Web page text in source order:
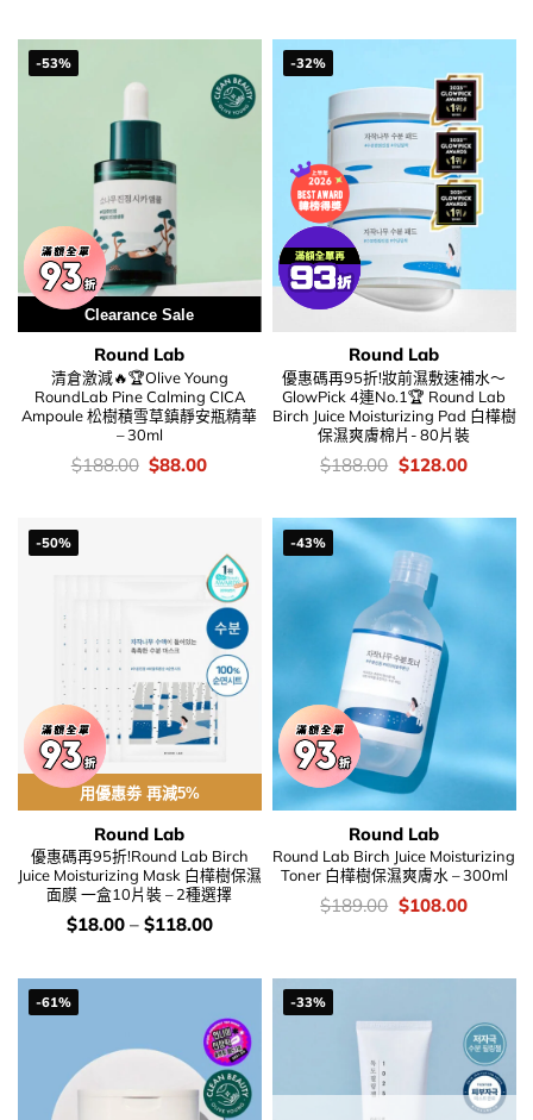
$306.00.$208.00. $188.00.
-53%
Clearance Sale
Round Lab
清倉激減🔥🏆Olive Young
RoundLab Pine Calming CICA
Ampoule 松樹積雪草鎮靜安瓶精華
– 30ml
價
錢：
$188.00 Original
price
$88.00Current
-32%
Round Lab
優惠碼再95折!妝前濕敷速補水～
GlowPick 4連No.1🏆 Round Lab
Birch Juice Moisturizing Pad 白樺樹
保濕爽膚棉片- 80片裝
價
錢：
$188.00 Original
price
$188.00.
$128.00Current
-50%
用優惠劵 再減5%
Round Lab
優惠碼再95折!Round Lab Birch
Juice Moisturizing Mask 白樺樹保濕
面膜 一盒10片裝 – 2種選擇
價
$18.00– $118.00
-43%
Round Lab
Round Lab Birch Juice Moisturizing
Toner 白樺樹保濕爽膚水 – 300ml
價
$189.00 Original
$108.00Current
-61% -33%